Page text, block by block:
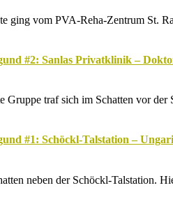
ging vom PVA-Reha-Zentrum St.
#2: Sanlas Privatklinik –
Gruppe traf sich im Schatten vor
#1: Schöckl-Talstation –
neben der Schöckl-Talstation.